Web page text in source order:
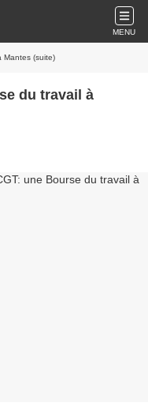
MENU
Mantes (suite)
du travail à